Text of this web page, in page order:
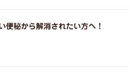
便秘から解消されたい方へ！